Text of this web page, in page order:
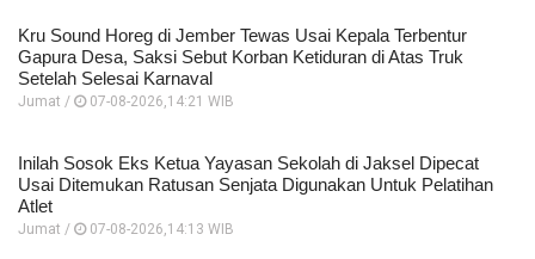
Kru Sound Horeg di Jember Tewas Usai Kepala Terbentur
Gapura Desa, Saksi Sebut Korban Ketiduran di Atas Truk
Setelah Selesai Karnaval
Jumat / 07-08-2026,14:21 WIB
Inilah Sosok Eks Ketua Yayasan Sekolah di Jaksel Dipecat
Usai Ditemukan Ratusan Senjata Digunakan Untuk Pelatihan
Atlet
Jumat / 07-08-2026,14:13 WIB